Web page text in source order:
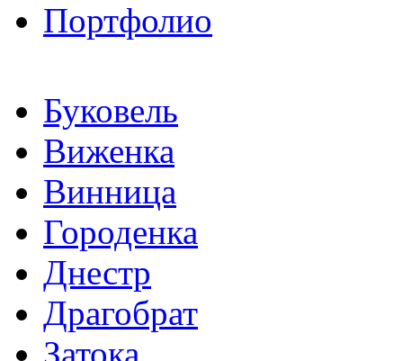
Портфолио
Буковель
Виженка
Винница
Городенка
Днестр
Драгобрат